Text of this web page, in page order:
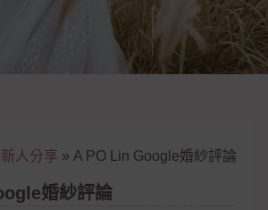
新人分享 » A PO Lin Google婚紗評論
婚紗評論